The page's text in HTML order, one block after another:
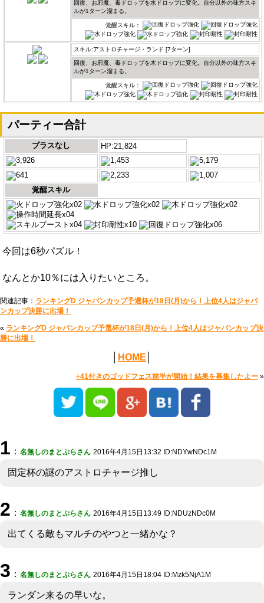
回復、お邪魔、毒ドロップを水ドロップに変化。自分以外の味方スキ
ルが1ターン溜まる。
覚醒スキル：
スキル:アストロチャージ・ランド [7ターン]
回復、お邪魔、毒ドロップを木ドロップに変化。自分以外の味方スキ
ルが1ターン溜まる。
覚醒スキル：
パーティー合計
プラスなし
HP:21,824
3,926
1,453
5,179
641
2,233
1,007
覚醒スキル
x02
x02
x02
x04
x04
x10 x06
今回は6秒パズル！
なんとか10％には入りたいところ。
関連記事： ランキングD ジャパンカップ予選杯が18日(月)から！上位4人はジャパ
ンカップ決勝に出場！
« ランキングD ジャパンカップ予選杯が18日(月)から！上位4人はジャパンカップ決
勝に出場！
HOME
+41付きのゴッドフェス前半が開始！結果を募集したよー »
1 ： 名無しのまとぷらさん 2016年4月15日13:32 ID:NDYwNDc1M
固定杯の謎のアストロチャージ推し
2 ： 名無しのまとぷらさん 2016年4月15日13:49 ID:NDUzNDc0M
出てくる敵もマルチのやつと一緒かな？
3 ： 名無しのまとぷらさん 2016年4月15日18:04 ID:Mzk5NjA1M
ランダン来るの早いな。